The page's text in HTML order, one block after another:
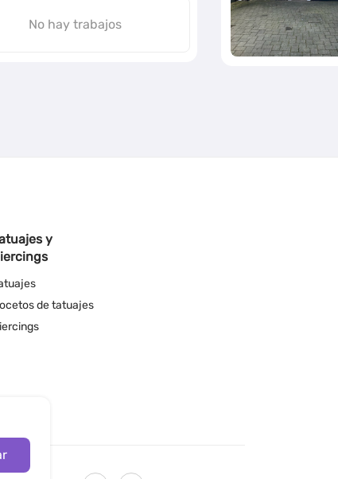
No hay trabajos
y
de tatuajes